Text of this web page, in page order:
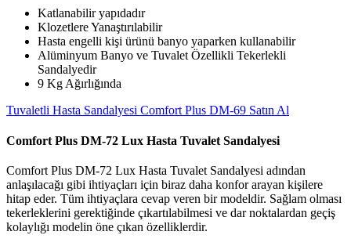
Katlanabilir yapıdadır
Klozetlere Yanaştırılabilir
Hasta engelli kişi ürünü banyo yaparken kullanabilir
Alüminyum Banyo ve Tuvalet Özellikli Tekerlekli
Sandalyedir
9 Kg Ağırlığında
Tuvaletli Hasta Sandalyesi Comfort Plus DM-69 Satın Al
Comfort Plus DM-72 Lux Hasta Tuvalet Sandalyesi
Comfort Plus DM-72 Lux Hasta Tuvalet Sandalyesi adından
anlaşılacağı gibi ihtiyaçları için biraz daha konfor arayan kişilere
hitap eder. Tüm ihtiyaçlara cevap veren bir modeldir. Sağlam olması
tekerleklerini gerektiğinde çıkartılabilmesi ve dar noktalardan geçiş
kolaylığı modelin öne çıkan özelliklerdir.